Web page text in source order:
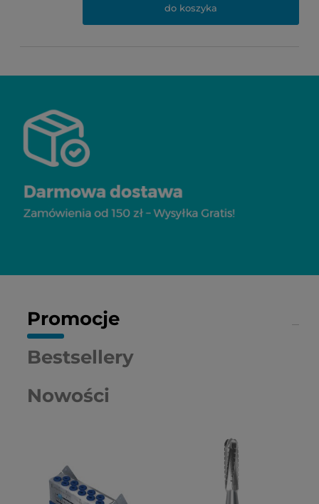
do koszyka
Promocje
Nowości
Bestsellery